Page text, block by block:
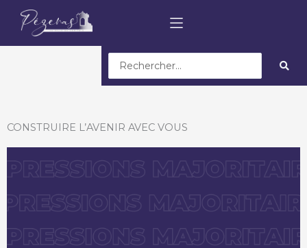
Search
...
CONSTRUIRE L’AVENIR AVEC VOUS